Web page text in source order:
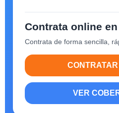
Contrata online
Contrata de forma sencilla,
VER